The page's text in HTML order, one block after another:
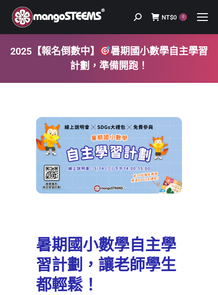
Search: NT$0 0
2025【報名倒數中】
暑期國小數學自主學習
計劃，準備開跑！
暑期國小數學自主學
習計劃，讓老師學生
都輕鬆！